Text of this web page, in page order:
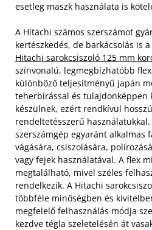
esetleg maszk használata is
A Hitachi számos szerszámot
kertészkedés, de barkácsolás is
Hitachi sarokcsiszoló 125 mm
színvonalú, legmegbízhatóbb
különböző teljesítményű japán
teherbírással és tulajdonképpen
készülnek, ezért rendkívül
rendeltetésszerű
szerszámgép egyaránt alkalmas
vágására, csiszolására,
vagy fejek használatával. A flex
megtalálható, mivel széles
rendelkezik. A Hitachi
többféle minőségben és
megfelelő felhasználás módja
kezdve tégla szeletelésén át